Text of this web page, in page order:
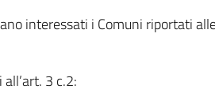
interessati i Comuni riportati
3 c.2: